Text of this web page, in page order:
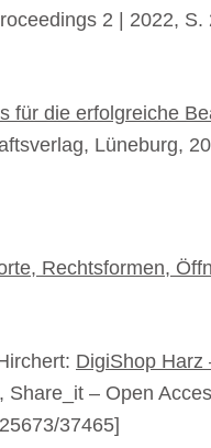
2 | 2022,
für die erfolgreiche
Lüneburg,
Rechtsformen,
DigiShop Harz
– Open
37465]